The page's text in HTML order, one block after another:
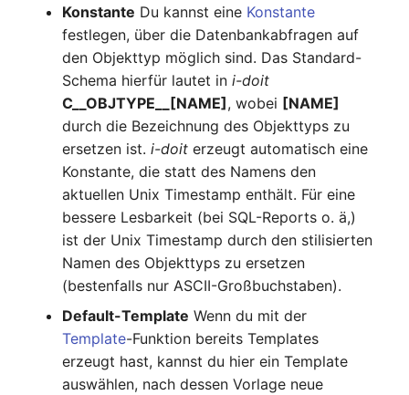
Speicher
Stammdaten (Organisation)
Stammdaten (Person)
Stammdaten
(Personengruppe)
Standort
Status-Planung
Stromverbraucher
Konstante Du kannst eine Konstante
festlegen, über die Datenbankabfragen auf
den Objekttyp möglich sind. Das Standard-
Schema hierfür lautet ini-doit
C__OBJTYPE__[NAME] , wobei [NAME]
durch die Bezeichnung des Objekttyps zu
ersetzen ist.i-doit erzeugt automatisch eine
Konstante, die statt des Namens den
aktuellen Unix Timestamp enthält. Für eine
bessere Lesbarkeit (bei SQL-Reports o. ä,)
ist der Unix Timestamp durch den stilisierten
Namen des Objekttyps zu ersetzen
(bestenfalls nur ASCII-Großbuchstaben).
Default-Template Wenn du mit der
Template-Funktion bereits Templates
erzeugt hast, kannst du hier ein Template
auswählen, nach dessen Vorlage neue